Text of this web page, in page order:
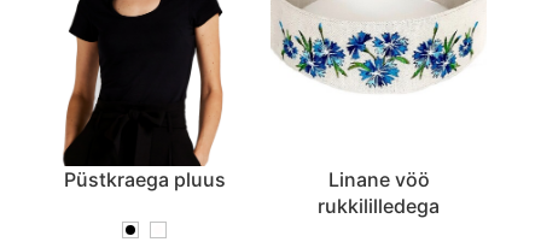
Püstkraega pluus
Linane vöö
rukkililledega